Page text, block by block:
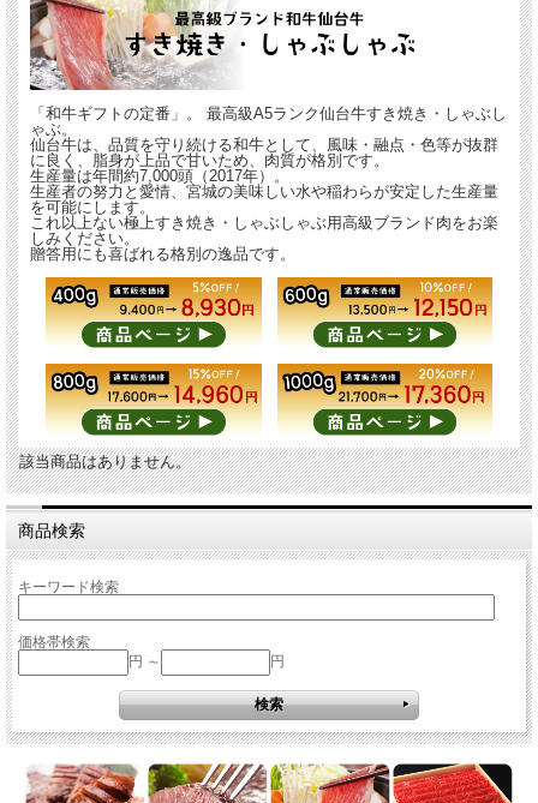
「和牛ギフトの定番」。 最高級A5ランク仙台牛すき焼き・しゃぶし
ゃぶ。
仙台牛は、品質を守り続ける和牛として、風味・融点・色等が抜群
に良く、脂身が上品で甘いため、肉質が格別です。
生産量は年間約7,000頭（2017年）。
生産者の努力と愛情、宮城の美味しい水や稲わらが安定した生産量
を可能にします。
これ以上ない極上すき焼き・しゃぶしゃぶ用高級ブランド肉をお楽
しみください。
贈答用にも喜ばれる格別の逸品です。
該当商品はありません。
商品検索
キーワード検索
価格帯検索
円 ～
円